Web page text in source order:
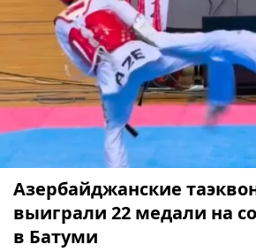
Азербайджанские
выиграли 22 медали на
в Батуми